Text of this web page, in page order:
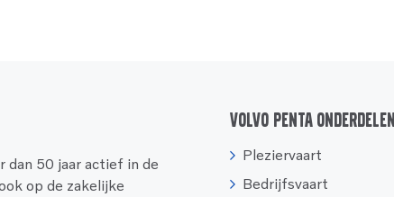
dan 50 jaar actief in de
op de zakelijke
Volvo Penta onderdelen
Pleziervaart
Bedrijfsvaart